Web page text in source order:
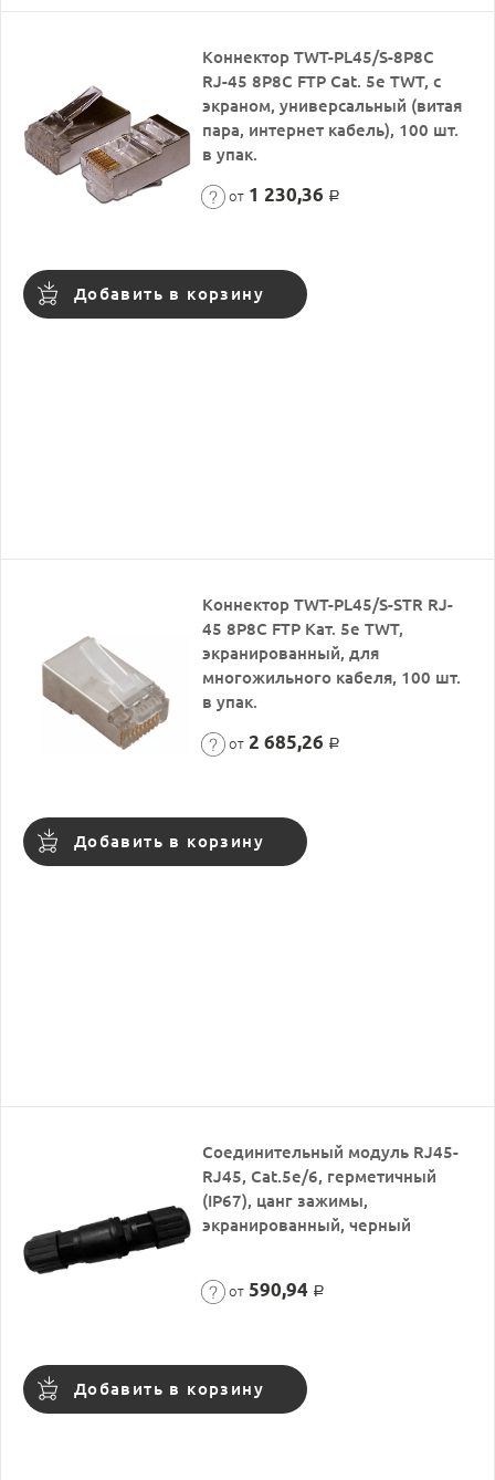
Коннектор TWT-PL45/S-8P8C
RJ-45 8P8C FTP Cat. 5e TWT, с
экраном, универсальный (витая
пара, интернет кабель), 100 шт.
в упак.
от 1 230,36 Р
Добавить в корзину
Коннектор TWT-PL45/S-STR RJ-
45 8P8C FTP Кат. 5e TWT,
экранированный, для
многожильного кабеля, 100 шт.
в упак.
от 2 685,26 Р
Добавить в корзину
Соединительный модуль RJ45-
RJ45, Cat.5e/6, герметичный
(IP67), цанг зажимы,
экранированный, черный
от 590,94 Р
Добавить в корзину